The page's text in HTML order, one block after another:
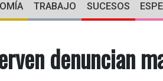
TRABAJO SUCESOS
denuncian